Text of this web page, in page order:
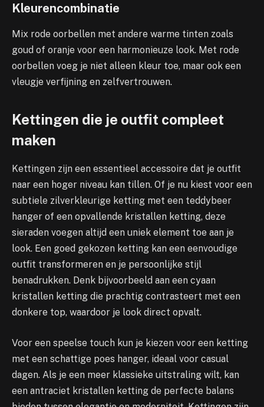
Kleurencombinatie
Mix rode oorbellen met andere warme tinten zoals
goud of oranje voor een harmonieuze look. Met rode
oorbellen voeg je niet alleen kleur toe, maar ook een
vleugje verfijning en zelfvertrouwen.
Kettingen die je outfit compleet
maken
Kettingen zijn een essentieel accessoire dat je outfit
naar een hoger niveau kan tillen. Of je nu kiest voor een
subtiele zilverkleurige ketting met een teddybeer
hanger of een opvallende kristallen ketting, deze
sieraden voegen altijd een uniek element toe aan je
look. Een goed gekozen ketting kan een eenvoudige
outfit transformeren en je persoonlijke stijl
benadrukken. Denk bijvoorbeeld aan een cyaan
kristallen ketting die prachtig contrasteert met een
donkere top, waardoor je look direct opvalt.
Voor een speelse touch kun je kiezen voor een ketting
met een schattige poes hanger, ideaal voor casual
dagen. Als je een meer klassieke uitstraling wilt, kan
een antraciet kristallen ketting de perfecte balans